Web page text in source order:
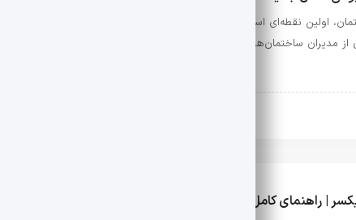
اولین نقطه‌ای است که با تردد افراد، گردوغبار، رطوبت و آلودگی‌های
مدیران ساختمان‌ها، مراکز تجاری، مجتمع‌های اداری و حتی صاحبان منازل
| راهنمای کامل تعمیر میکسر صدا و نمایندگی دایناکورد